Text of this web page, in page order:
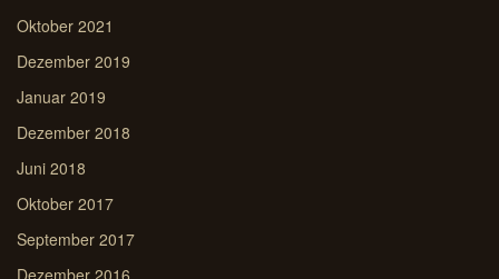
Oktober 2021
Dezember 2019
Januar 2019
Dezember 2018
Juni 2018
Oktober 2017
September 2017
Dezember 2016